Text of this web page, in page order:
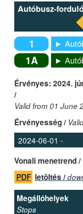
Autóbusz-
1 ►
1A ►
Érvényes: 2024.
/
Valid from 01 June
Érvényesség /
Vonali menetrend /
PDF letöltés /
Megállóhelyek
Stops